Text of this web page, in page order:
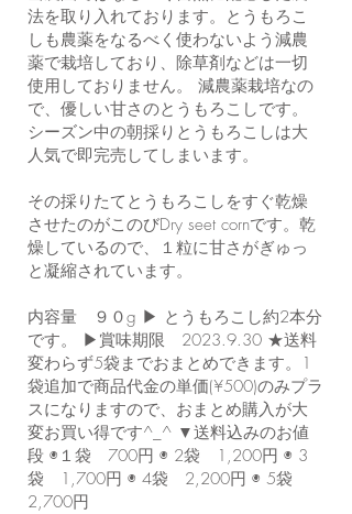
法を取り入れております。とうもろこ
しも農薬をなるべく使わないよう減農
薬で栽培しており、除草剤などは一切
使用しておりません。 減農薬栽培なの
で、優しい甘さのとうもろこしです。
シーズン中の朝採りとうもろこしは大
人気で即完売してしまいます。
その採りたてとうもろこしをすぐ乾燥
させたのがこのびDry seet cornです。乾
燥しているので、１粒に甘さがぎゅっ
と凝縮されています。
内容量 ９０g ▶︎ とうもろこし約2本分
です。 ▶︎賞味期限 2023.9.30 ★送料
変わらず5袋までおまとめできます。1
袋追加で商品代金の単価(¥500)のみプラ
スになりますので、おまとめ購入が大
変お買い得です^_^ ▼送料込みのお値
段 ◉１袋 700円 ◉ 2袋 1,200円 ◉ 3
袋 1,700円 ◉ 4袋 2,200円 ◉ 5袋
2,700円